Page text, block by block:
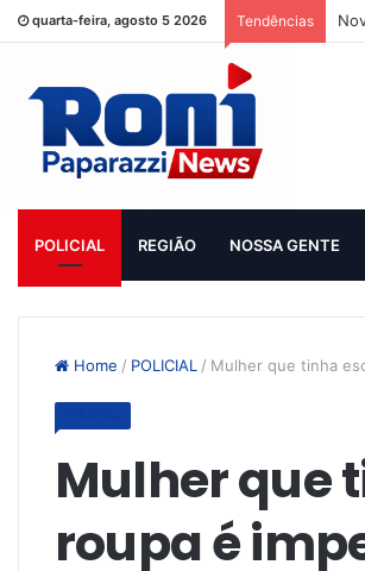
quarta-feira, agosto 5 2026 Tendências
POLICIAL REGIÃO NOSSA GENTE
Home / POLICIAL / Mulher que tinha
Mulher que
roupa é